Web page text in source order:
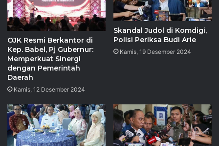
OJK Resmi Berkantor di
Kep. Babel, Pj Gubernur:
Memperkuat Sinergi
dengan Pemerintah
Daerah
Kamis, 12 Desember 2024
Skandal Judol di Komdigi,
Polisi Periksa Budi Arie
Kamis, 19 Desember 2024